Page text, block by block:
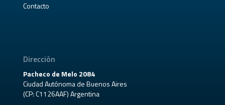
Contacto
Dirección
Pacheco de Melo 2084
Ciudad Autónoma de Buenos Aires
(CP: C1126AAF) Argentina